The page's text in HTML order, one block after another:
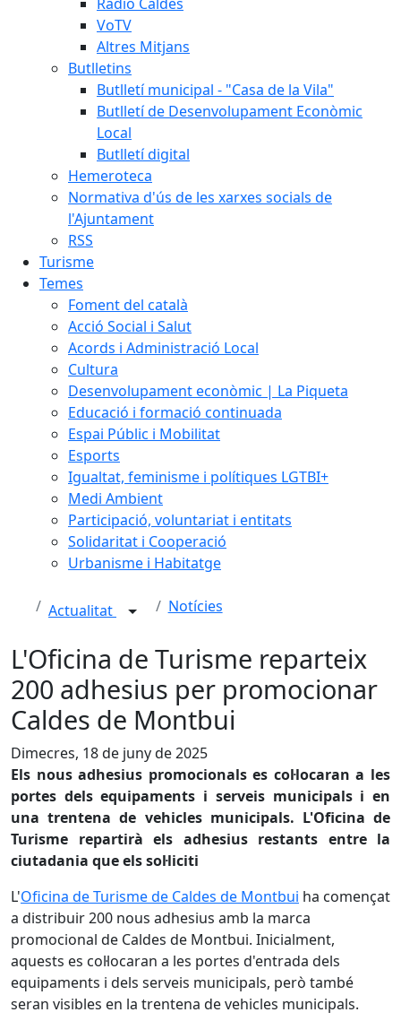
VoTV
Altres Mitjans
Butlletins
Butlletí municipal - "Casa de la Vila"
Butlletí de Desenvolupament Econòmic
Local
Butlletí digital
Hemeroteca
Normativa d'ús de les xarxes socials de
l'Ajuntament
RSS
Turisme
Temes
Foment del català
Acció Social i Salut
Acords i Administració Local
Cultura
Desenvolupament econòmic | La Piqueta
Educació i formació continuada
Espai Públic i Mobilitat
Esports
Igualtat, feminisme i polítiques LGTBI+
Medi Ambient
Participació, voluntariat i entitats
Solidaritat i Cooperació
Urbanisme i Habitatge
Actualitat Notícies
L'Oficina de Turisme reparteix
200 adhesius per promocionar
Caldes de Montbui
Dimecres, 18 de juny de 2025
Els nous adhesius promocionals es col·locaran a les
portes dels equipaments i serveis municipals i en
una trentena de vehicles municipals. L'Oficina de
Turisme repartirà els adhesius restants entre la
ciutadania que els sol·liciti
L'Oficina de Turisme de Caldes de Montbui ha començat
a distribuir 200 nous adhesius amb la marca
promocional de Caldes de Montbui. Inicialment,
aquests es col·locaran a les portes d'entrada dels
equipaments i dels serveis municipals, però també
seran visibles en la trentena de vehicles municipals.